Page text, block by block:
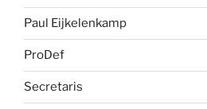
Paul Eijkelenkamp
ProDef
Secretaris